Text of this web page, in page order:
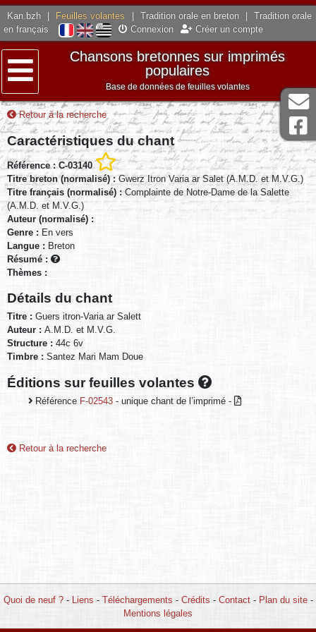
Kan.bzh Feuilles volantes Tradition orale en breton
Tradition orale
en français
Connexion Créer un compte
Menu
Chansons bretonnes sur imprimés
populaires
Base de données de feuilles volantes
Retour à la recherche
Caractéristiques du chant
Référence : C-03140
Titre breton (normalisé) :Gwerz Itron Varia ar Salet (A.M.D. et M.V.G.)
Titre français (normalisé) :Complainte de Notre-Dame de la Salette
(A.M.D. et M.V.G.)
Auteur (normalisé) :
Genre : En vers
Langue : Breton
Résumé :
Thèmes :
Détails du chant
Titre : Guers itron-Varia ar Salett
Auteur : A.M.D. et M.V.G.
Structure : 44c 6v
Timbre : Santez Mari Mam Doue
Éditions sur feuilles volantes
Référence F-02543 - unique chant de l’imprimé -
Retour à la recherche
Quoi de neuf ?- Liens - Téléchargements - Crédits - Contact- Plan du site-
Mentions légales